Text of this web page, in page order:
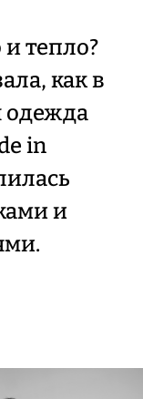
тепло?
как в
одежда
in
и